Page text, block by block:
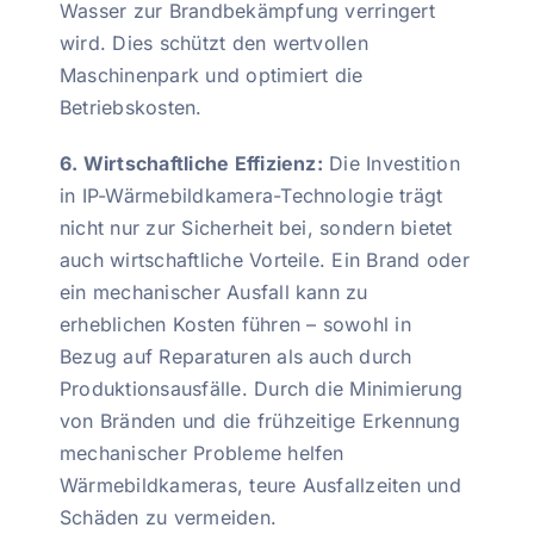
Wasser zur Brandbekämpfung verringert
wird. Dies schützt den wertvollen
Maschinenpark und optimiert die
Betriebskosten.
6. Wirtschaftliche Effizienz: Die Investition
in IP-Wärmebildkamera-Technologie trägt
nicht nur zur Sicherheit bei, sondern bietet
auch wirtschaftliche Vorteile. Ein Brand oder
ein mechanischer Ausfall kann zu
erheblichen Kosten führen – sowohl in
Bezug auf Reparaturen als auch durch
Produktionsausfälle. Durch die Minimierung
von Bränden und die frühzeitige Erkennung
mechanischer Probleme helfen
Wärmebildkameras, teure Ausfallzeiten und
Schäden zu vermeiden.